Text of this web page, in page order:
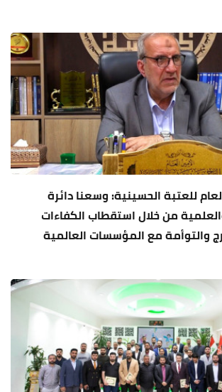
للعتبة الحسينية: وسعنا دائرة
من خلال استقطاب الكفاءات
والتوأمة مع المؤسسات العالمية